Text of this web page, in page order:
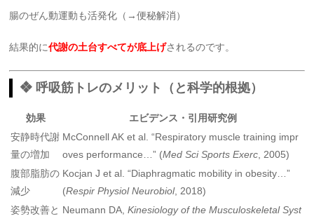
腸のぜん動運動も活発化（→便秘解消）
結果的に代謝の土台すべてが底上げされるのです。
❖ 呼吸筋トレのメリット（と科学的根拠）
効果
エビデンス・引用研究例
安静時代謝
量の増加
McConnell AK et al. “Respiratory muscle training impr
oves performance…” (Med Sci Sports Exerc, 2005)
腹部脂肪の
減少
Kocjan J et al. “Diaphragmatic mobility in obesity…”
(Respir Physiol Neurobiol, 2018)
姿勢改善と Neumann DA,Kinesiology of the Musculoskeletal Syst